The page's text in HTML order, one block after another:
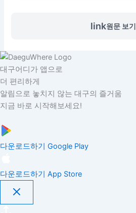
link원문 보기
대구어디가 앱으로
더 편리하게
알림으로 놓치지 않는 대구의 즐거움
지금 바로 시작해보세요!
다운로드하기 Google Play
다운로드하기 App Store